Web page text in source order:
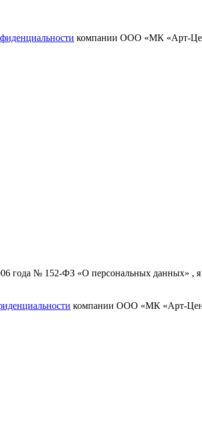
компании ООО «МК «Арт-
года № 152-ФЗ «О персональных данных»
компании ООО «МК «Арт-